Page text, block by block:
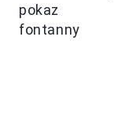
pokaz
fontanny